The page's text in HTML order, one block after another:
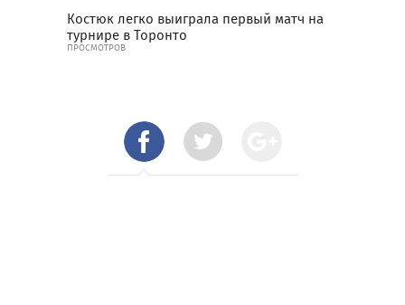
Костюк легко выиграла первый матч на
турнире в Торонто
ПРОСМОТРОВ